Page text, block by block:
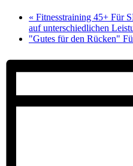
« Fitnesstraining 45+ Für
auf unterschiedlichen
"Gutes für den Rücken"